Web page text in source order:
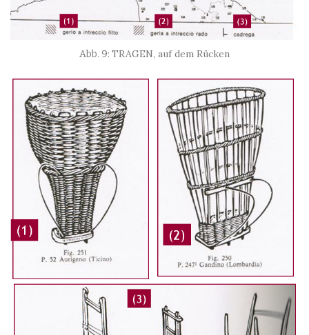
TRAGEN, auf dem Rücken